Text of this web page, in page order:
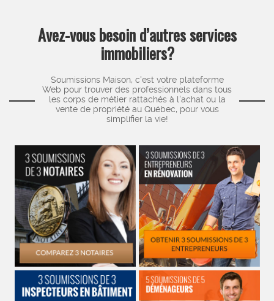
Avez-vous besoin d’autres services
immobiliers?
Soumissions Maison, c'est votre plateforme
Web pour trouver des professionnels dans tous
les corps de métier rattachés à l'achat ou la
vente de propriété au Québec, pour vous
simplifier la vie!